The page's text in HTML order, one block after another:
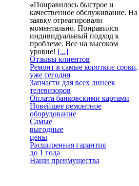
«Понравилось быстрое и
качественное обслуживание. На
заявку отреагировали
моментально. Понравился
индивидуальный подход к
проблеме. Все на высоком
уровне! [...]
Отзывы клиентов
Ремонт в самые короткие сроки,
уже сегодня
Запчасти для всех линеек
телевизоров
Оплата банковскими картами
Новейшее ремонтное
оборудование
Самые
выгодные
цены
Расширенная гарантия
до 1 года
Наши преимущества